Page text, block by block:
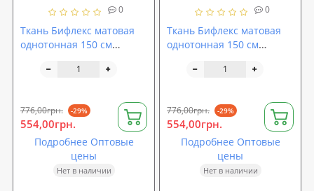
0
Ткань Бифлекс матовая
однотонная 150 см
776,00грн. -29%
554,00грн.
Подробнее Оптовые
цены
Нет в наличии
0
Ткань Бифлекс матовая
однотонная 150 см
776,00грн. -29%
554,00грн.
Подробнее Оптовые
цены
Нет в наличии